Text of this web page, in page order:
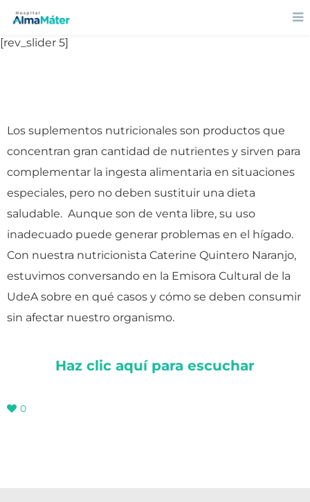
[rev_slider 5]
Los suplementos nutricionales son productos que
concentran gran cantidad de nutrientes y sirven para
complementar la ingesta alimentaria en situaciones
especiales, pero no deben sustituir una dieta
saludable. Aunque son de venta libre, su uso
inadecuado puede generar problemas en el hígado.
Con nuestra nutricionista Caterine Quintero Naranjo,
estuvimos conversando en la Emisora Cultural de la
UdeA sobre en qué casos y cómo se deben consumir
sin afectar nuestro organismo.
Haz clic aquí para escuchar
0